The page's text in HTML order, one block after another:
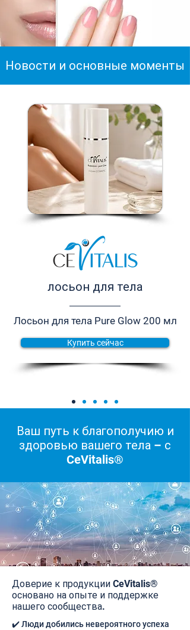
Новости и основные моменты
лосьон для тела
Лосьон для тела Pure Glow 200 мл
Купить сейчас
Ваш путь к благополучию и
здоровью вашего тела – с
CeVitalis®
Доверие к продукции CeVitalis®
основано на опыте и поддержке
нашего сообщества.
✔️ Люди добились невероятного успеха